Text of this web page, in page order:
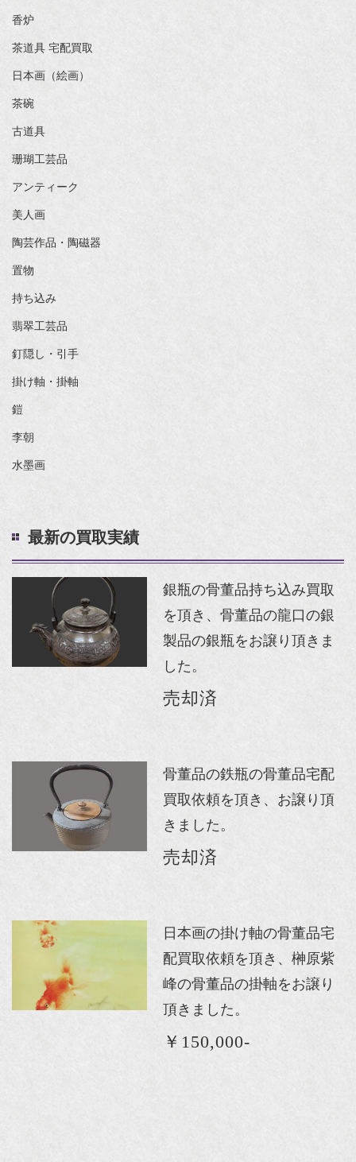
香炉
茶道具 宅配買取
日本画（絵画）
茶碗
古道具
珊瑚工芸品
アンティーク
美人画
陶芸作品・陶磁器
置物
持ち込み
翡翠工芸品
釘隠し・引手
掛け軸・掛軸
鎧
李朝
水墨画
最新の買取実績
銀瓶の骨董品持ち込み買取
を頂き、骨董品の龍口の銀
製品の銀瓶をお譲り頂きま
した。
売却済
骨董品の鉄瓶の骨董品宅配
買取依頼を頂き、お譲り頂
きました。
売却済
日本画の掛け軸の骨董品宅
配買取依頼を頂き、榊原紫
峰の骨董品の掛軸をお譲り
頂きました。
￥150,000-